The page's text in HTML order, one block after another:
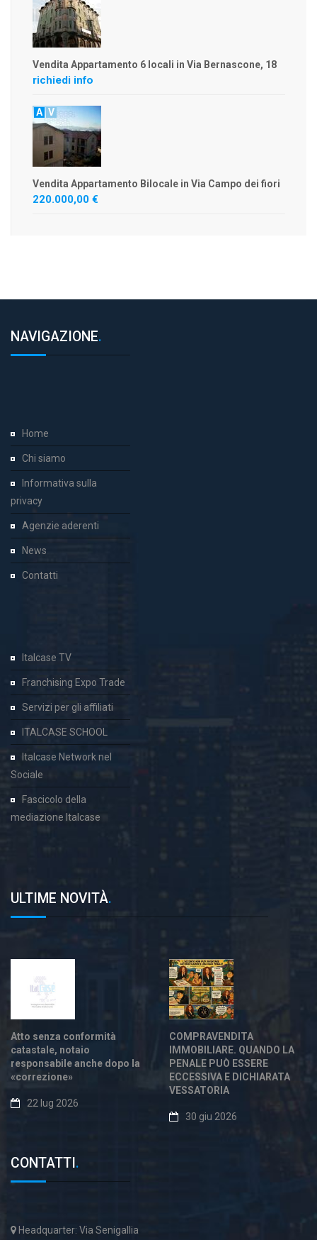
Vendita Appartamento 6 locali in Via Bernascone, 18
richiedi info
A V
Vendita Appartamento Bilocale in Via Campo dei fiori
220.000,00 €
NAVIGAZIONE.
Home
Chi siamo
Informativa sulla
privacy
Agenzie aderenti
News
Contatti
Italcase TV
Franchising Expo Trade
Servizi per gli affiliati
ITALCASE SCHOOL
Italcase Network nel
Sociale
Fascicolo della
mediazione Italcase
ULTIME NOVITÀ.
Atto senza conformità
catastale, notaio
responsabile anche dopo la
«correzione»
22 lug 2026
COMPRAVENDITA
IMMOBILIARE. QUANDO LA
PENALE PUÒ ESSERE
ECCESSIVA E DICHIARATA
VESSATORIA
30 giu 2026
CONTATTI .
Headquarter: Via Senigallia